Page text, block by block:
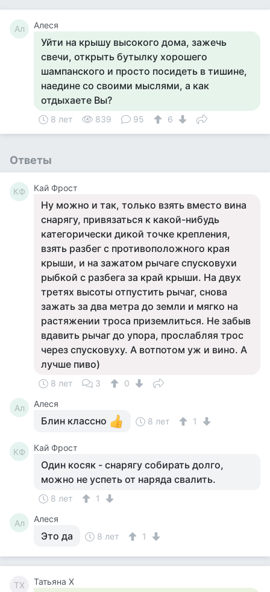
Ал Алеся
Уйти на крышу высокого дома, зажечь
свечи, открыть бутылку хорошего
шампанского и просто посидеть в тишине,
наедине со своими мыслями, а как
отдыхаете Вы?
8 лет 839 95 6
Ответы
КФ Кай Фрост
Ну можно и так, только взять вместо вина
снарягу, привязаться к какой-нибудь
категорически дикой точке крепления,
взять разбег с противоположного края
крыши, и на зажатом рычаге спусковухи
рыбкой с разбега за край крыши. На двух
третях высоты отпустить рычаг, снова
зажать за два метра до земли и мягко на
растяжении троса приземлиться. Не забыв
вдавить рычаг до упора, прослабляя трос
через спусковуху. А вотпотом уж и вино. А
лучше пиво)
8 лет 3 0
Ал Алеся
Блин классно 8 лет 1
КФ Кай Фрост
Один косяк - снарягу собирать долго,
можно не успеть от наряда свалить.
8 лет 1
Ал Алеся
Это да 8 лет 1
ТХ Татьяна Х